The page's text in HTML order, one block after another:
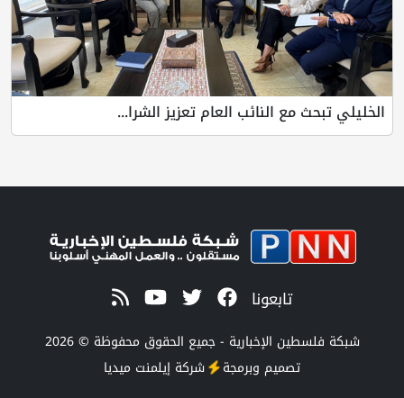
الخليلي تبحث مع النائب العام تعزيز الشرا...
تابعونا
شبكة فلسطين الإخبارية - جميع الحقوق محفوظة © 2026
تصميم وبرمجة شركة إيلمنت ميديا